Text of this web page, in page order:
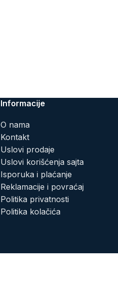
Informacije
O nama
Kontakt
Uslovi prodaje
Uslovi korišćenja sajta
Isporuka i plaćanje
Reklamacije i povraćaj
Politika privatnosti
Politika kolačića